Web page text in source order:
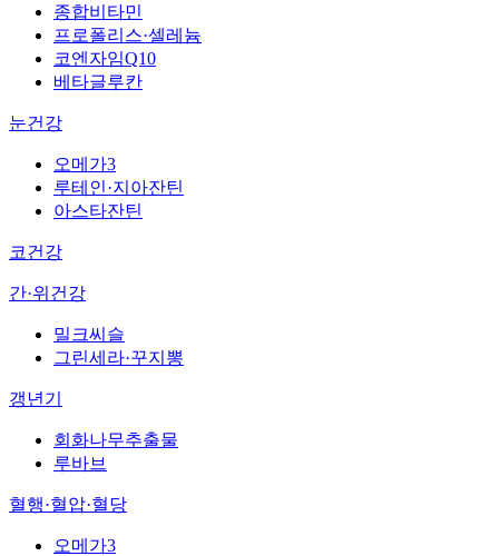
종합비타민
프로폴리스·셀레늄
코엔자임Q10
베타글루칸
눈건강
오메가3
루테인·지아잔틴
아스타잔틴
코건강
간·위건강
밀크씨슬
그린세라·꾸지뽕
갱년기
회화나무추출물
루바브
혈행·혈압·혈당
오메가3